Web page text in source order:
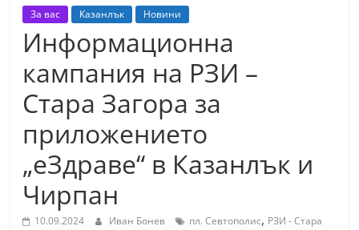
н
ъ
к
и
б
л
а
с
За вас Казанлък Новини
Информационна
кампания на РЗИ –
Стара Загора за
приложението
„еЗдраве“ в Казанлък и
Чирпан
10.09.2024 Иван Бонев пл. Севтополис, РЗИ - Стара